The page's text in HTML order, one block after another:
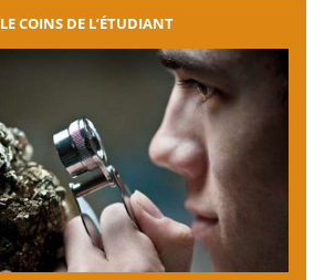
LE COINS DE L’ÉTUDIANT